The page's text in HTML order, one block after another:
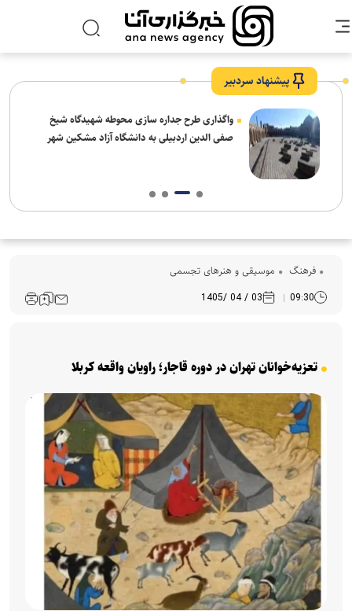
پیشنهاد سردبیر
واگذاری طرح جداره سازی محوطه شهیدگاه شیخ
صفی الدین اردبیلی به دانشگاه آزاد مشکین شهر
فرهنگ‌ موسیقی و هنرهای تجسمی
09:30
03 / 04 /1405
تعزیه‌خوانان تهران در دوره قاجار؛ راویان واقعه کربلا